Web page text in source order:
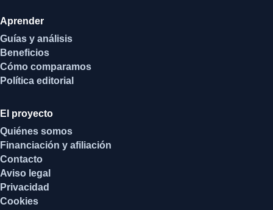
Aprender
Guías y análisis
Beneficios
Cómo comparamos
Política editorial
El proyecto
Quiénes somos
Financiación y afiliación
Contacto
Aviso legal
Privacidad
Cookies